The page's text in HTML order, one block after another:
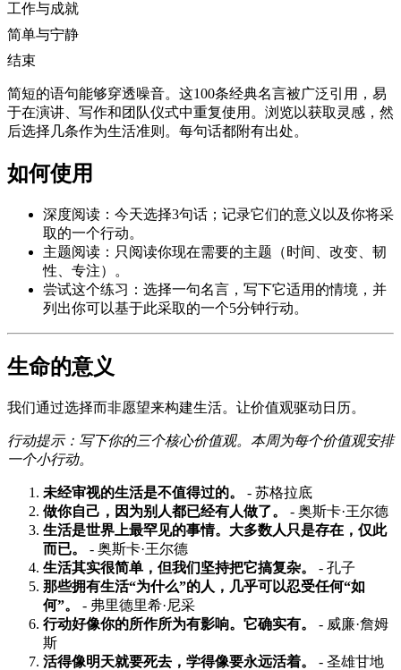
工作与成就
简单与宁静
结束
简短的语句能够穿透噪音。这100条经典名言被广泛引用，易
于在演讲、写作和团队仪式中重复使用。浏览以获取灵感，然
后选择几条作为生活准则。每句话都附有出处。
如何使用
深度阅读：今天选择3句话；记录它们的意义以及你将采
取的一个行动。
主题阅读：只阅读你现在需要的主题（时间、改变、韧
性、专注）。
尝试这个练习：选择一句名言，写下它适用的情境，并
列出你可以基于此采取的一个5分钟行动。
生命的意义
我们通过选择而非愿望来构建生活。让价值观驱动日历。
行动提示：写下你的三个核心价值观。本周为每个价值观安排
一个小行动。
未经审视的生活是不值得过的。
- 苏格拉底
做你自己，因为别人都已经有人做了。
- 奥斯卡·王尔德
生活是世界上最罕见的事情。大多数人只是存在，仅此
而已。
- 奥斯卡·王尔德
生活其实很简单，但我们坚持把它搞复杂。
- 孔子
那些拥有生活“为什么”的人，几乎可以忍受任何“如
何”。
- 弗里德里希·尼采
行动好像你的所作所为有影响。它确实有。
- 威廉·詹姆
斯
活得像明天就要死去，学得像要永远活着。
- 圣雄甘地